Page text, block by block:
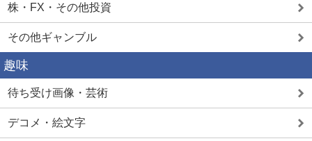
株・FX・その他投資
その他ギャンブル
趣味
待ち受け画像・芸術
デコメ・絵文字